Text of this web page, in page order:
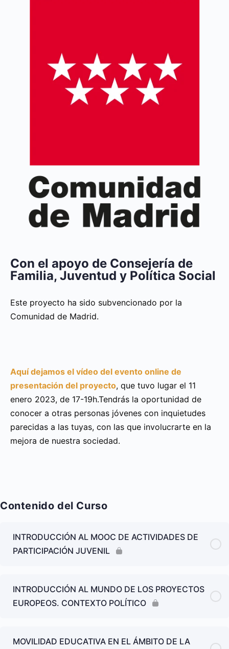
Con el apoyo de Consejería de
Familia, Juventud y Política Social
Este proyecto ha sido subvencionado por la
Comunidad de Madrid.
Aquí dejamos el vídeo del evento online de
presentación del proyecto, que tuvo lugar el 11
enero 2023, de 17-19h.Tendrás la oportunidad de
conocer a otras personas jóvenes con inquietudes
parecidas a las tuyas, con las que involucrarte en la
mejora de nuestra sociedad.
Contenido del Curso
INTRODUCCIÓN AL MOOC DE ACTIVIDADES DE
PARTICIPACIÓN JUVENIL
INTRODUCCIÓN AL MUNDO DE LOS PROYECTOS
EUROPEOS. CONTEXTO POLÍTICO
MOVILIDAD EDUCATIVA EN EL ÁMBITO DE LA